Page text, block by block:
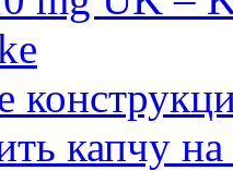
капчу